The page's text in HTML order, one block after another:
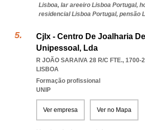
Lisboa, lar areeiro Lisboa Portugal,
residencial Lisboa Portugal, pensão
Cjlx - Centro De Joalharia
Unipessoal, Lda
R JOÃO SARAIVA 28 R/C FTE., 1700-
LISBOA
Formação profissional
UNIP
Ver empresa Ver no Mapa